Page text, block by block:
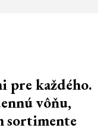
pre každého.
vôňu,
sortimente